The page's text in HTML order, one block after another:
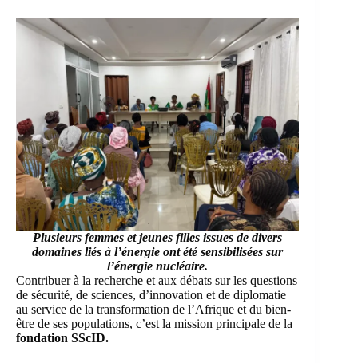
Plusieurs femmes et jeunes filles issues de divers
domaines liés à l’énergie ont été sensibilisées sur
l’énergie nucléaire.
Contribuer à la recherche et aux débats sur les questions
de sécurité, de sciences, d’innovation et de diplomatie
au service de la transformation de l’Afrique et du bien-
être de ses populations, c’est la mission principale de la
fondation SScID.